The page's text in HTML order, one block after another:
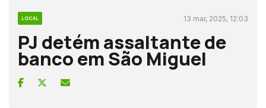
LOCAL 13 mar, 2025, 12:03
PJ detém assaltante de
banco em São Miguel